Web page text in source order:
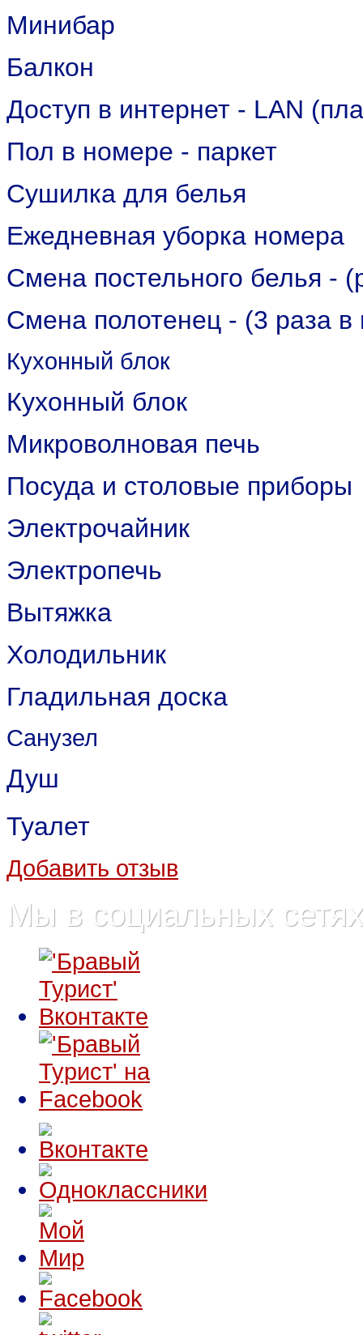
Минибар
Балкон
Доступ в интернет - LAN
Пол в номере - паркет
Сушилка для белья
Ежедневная уборка номера
Cмена постельного белья -
Смена полотенец - (3 раза
Кухонный блок
Кухонный блок
Микроволновая печь
Посуда и столовые приборы
Электрочайник
Электропечь
Вытяжка
Холодильник
Гладильная доска
Санузел
Душ
Туалет
Добавить отзыв
Мы в социальных сетях